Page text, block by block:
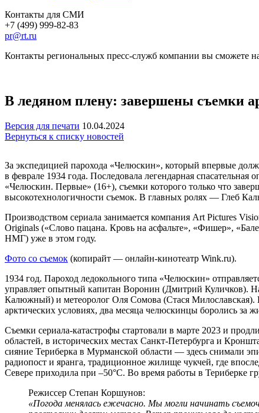
Контакты для СМИ
+7 (499) 999-82-83
pr@rt.ru
Контакты региональных пресс-служб компании вы сможете
В ледяном плену: завершены съемки
Версия для печати 10.04.2024
Вернуться к списку новостей
За экспедицией парохода «Челюскин», который впервые
в феврале 1934 года. Последовала легендарная
«Челюскин. Первые» (16+), съемки которого только что
высокотехнологичности съемок. В главных ролях — Глеб
Производством сериала занимается компания Art Pictures
Originals («‎Слово пацана. Кровь на асфальте»‎, «Фишер»,
НМГ) уже в этом году.
Фото со съемок (копирайт — онлайн-кинотеатр Wink.ru).
1934 год. Пароход ледокольного типа «Челюскин»
управляет опытный капитан Воронин (Дмитрий Куличков).
Калюжный) и метеоролог Оля Сомова (Стася Милославская).
арктических условиях, два месяца челюскинцы боролись за
Съемки сериала-катастрофы стартовали в марте 2023 и
областей, в исторических местах Санкт-Петербурга и
сияние Териберка в Мурманской области — здесь снимали
радиопост и яранга, традиционное жилище чукчей, где
Севере приходила при –50°C. Во время работы в Териберке
Режиссер Степан Коршунов:
«Погода менялась ежечасно. Мы могли начинать